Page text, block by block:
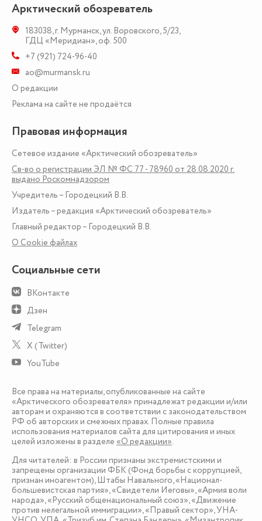
Арктический обозреватель
183038,г. Мурманск,ул. Воровского, 5/23,
ГДЦ «Меридиан», оф. 500
+7 (921) 724-96-40
ao@murmansk.ru
О редакции
Реклама на сайте не продаётся
Правовая информация
Сетевое издание «Арктический обозреватель»
Св-во о регистрации ЭЛ № ФС 77 - 78960 от 28.08.2020 г.
выдано Роскомнадзором
Учредитель – Городецкий В.В.
Издатель – редакция «Арктический обозреватель»
Главный редактор – Городецкий В.В.
О Сookie файлах
Социальные сети
ВКонтакте
Дзен
Telegram
X (Twitter)
YouTube
Все права на материалы, опубликованные на сайте
«Арктического обозревателя» принадлежат редакции и/или
авторам и охраняются в соответствии с законодательством
РФ об авторских и смежных правах. Полные правила
использования материалов сайта для цитирования и иных
целей изложены в разделе «О редакции».
Для читателей: в России признаны экстремистскими и
запрещены организации ФБК (Фонд борьбы с коррупцией,
признан иноагентом), Штабы Навального, «Национал-
большевистская партия», «Свидетели Иеговы», «Армия воли
народа», «Русский общенациональный союз», «Движение
против нелегальной иммиграции», «Правый сектор», УНА-